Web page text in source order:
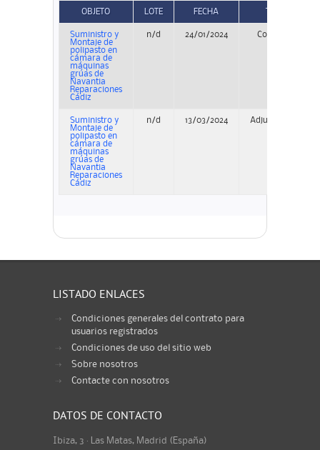
OBJETO LOTE FECHA
Suministro y
Montaje de
polipasto en
cámara de
máquinas
grúas de
Navantia
Reparaciones
Cádiz
n/d 24/01/2024 Concurso
Suministro y
Montaje de
polipasto en
cámara de
máquinas
grúas de
Navantia
Reparaciones
Cádiz
n/d 13/03/2024 Adjudicación
LISTADO ENLACES
Condiciones generales del contrato para
usuarios registrados
Condiciones de uso del sitio web
Sobre nosotros
Contacte con nosotros
DATOS DE CONTACTO
Ibiza, 3 · Las Matas, Madrid (España)